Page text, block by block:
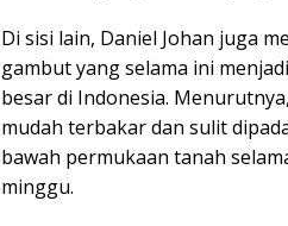
Di sisi lain, Daniel Johan juga
gambut yang selama ini
besar di Indonesia.
mudah terbakar dan sulit
bawah permukaan tanah
minggu.